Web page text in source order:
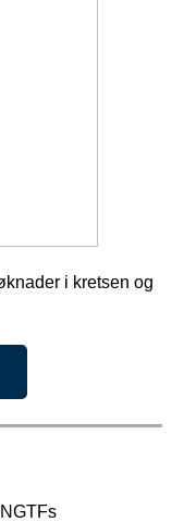
i kretsen og